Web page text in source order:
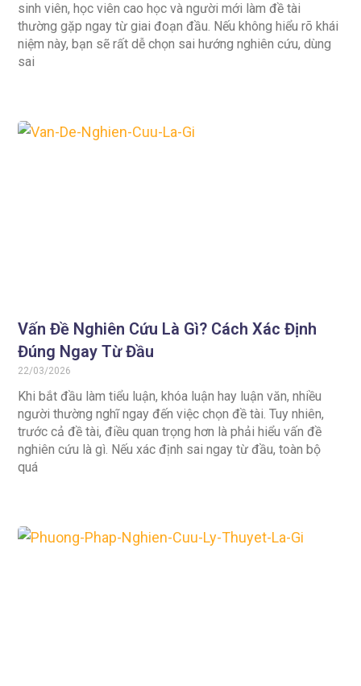
sinh viên, học viên cao học và người mới làm đề tài
thường gặp ngay từ giai đoạn đầu. Nếu không hiểu rõ khái
niệm này, bạn sẽ rất dễ chọn sai hướng nghiên cứu, dùng
sai
Vấn Đề Nghiên Cứu Là Gì? Cách Xác Định
Đúng Ngay Từ Đầu
22/03/2026
Khi bắt đầu làm tiểu luận, khóa luận hay luận văn, nhiều
người thường nghĩ ngay đến việc chọn đề tài. Tuy nhiên,
trước cả đề tài, điều quan trọng hơn là phải hiểu vấn đề
nghiên cứu là gì. Nếu xác định sai ngay từ đầu, toàn bộ
quá